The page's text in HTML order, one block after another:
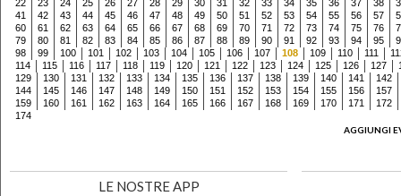
22 23 24 25 26 27 28 29 30 31 32 33 34 35 36 37 38
41
42 43 44 45 46 47 48 49 50 51 52 53 54 55 56 57
60
61 62 63 64 65 66 67 68 69 70 71 72 73 74 75 76
79
80 81 82 83 84 85 86 87 88 89 90 91 92 93 94 95
98
99 100 101 102 103 104 105 106 107 108 109 110 111
114
115 116 117 118 119 120 121 122 123 124 125 126 127
129
130 131 132 133 134 135 136 137 138 139 140 141
142
144
145 146 147 148 149 150 151 152 153 154 155 156
157
159
160 161 162 163 164 165 166 167 168 169 170 171
172
174
AGGIUNGI
LE NOSTRE APP